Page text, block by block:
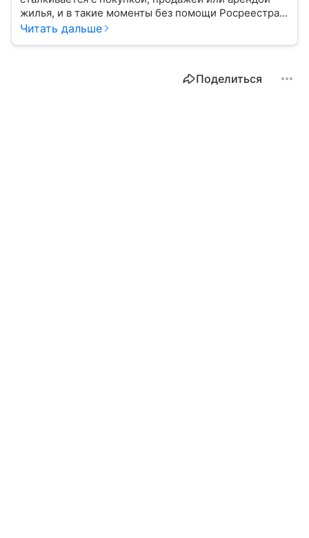
жилья, и в такие моменты без помощи Росреестра
не обойтись. Расскажем, как создавалась эта
Читать дальше
Поделиться